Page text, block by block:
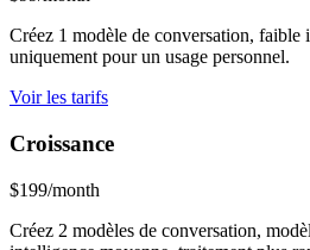
Créez 1 modèle de conversation, faible
uniquement pour un usage personnel.
Voir les tarifs
Croissance
$199/month
Créez 2 modèles de conversation,